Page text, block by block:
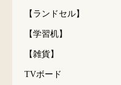
【ランドセル】
【学習机】
【雑貨】
TVボード